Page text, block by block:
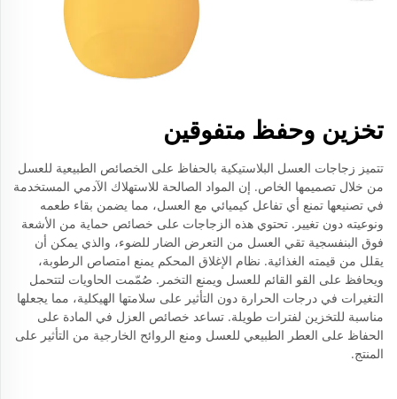
تخزين وحفظ متفوقين
تتميز زجاجات العسل البلاستيكية بالحفاظ على الخصائص الطبيعية للعسل
من خلال تصميمها الخاص. إن المواد الصالحة للاستهلاك الآدمي المستخدمة
في تصنيعها تمنع أي تفاعل كيميائي مع العسل، مما يضمن بقاء طعمه
ونوعيته دون تغيير. تحتوي هذه الزجاجات على خصائص حماية من الأشعة
فوق البنفسجية تقي العسل من التعرض الضار للضوء، والذي يمكن أن
يقلل من قيمته الغذائية. نظام الإغلاق المحكم يمنع امتصاص الرطوبة،
ويحافظ على القو القائم للعسل ويمنع التخمر. صُمّمت الحاويات لتتحمل
التغيرات في درجات الحرارة دون التأثير على سلامتها الهيكلية، مما يجعلها
مناسبة للتخزين لفترات طويلة. تساعد خصائص العزل في المادة على
الحفاظ على العطر الطبيعي للعسل ومنع الروائح الخارجية من التأثير على
المنتج.